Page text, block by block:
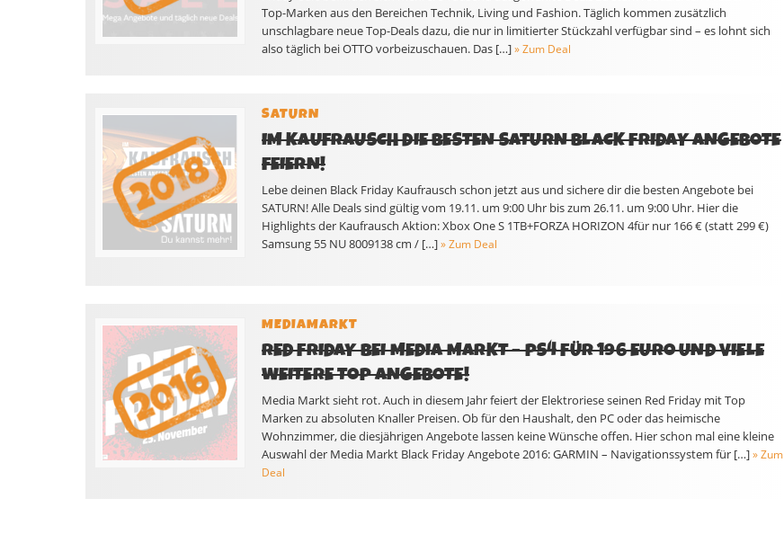
Top-Marken aus den Bereichen Technik, Living und Fashion. Täglich kommen zusätzlich
unschlagbare neue Top-Deals dazu, die nur in limitierter Stückzahl verfügbar sind – es lohnt sich
also täglich bei OTTO vorbeizuschauen. Das […] » Zum Deal
SATURN
IM KAUFRAUSCH DIE BESTEN SATURN BLACK FRIDAY ANGEBOTE
FEIERN!
Lebe deinen Black Friday Kaufrausch schon jetzt aus und sichere dir die besten Angebote bei
SATURN! Alle Deals sind gültig vom 19.11. um 9:00 Uhr bis zum 26.11. um 9:00 Uhr. Hier die
Highlights der Kaufrausch Aktion: Xbox One S 1TB+FORZA HORIZON 4für nur 166 € (statt 299 €)
Samsung 55 NU 8009138 cm / […] » Zum Deal
MEDIAMARKT
RED FRIDAY BEI MEDIA MARKT – PS4 FÜR 196 EURO UND VIELE
WEITERE TOP ANGEBOTE!
Media Markt sieht rot. Auch in diesem Jahr feiert der Elektroriese seinen Red Friday mit Top
Marken zu absoluten Knaller Preisen. Ob für den Haushalt, den PC oder das heimische
Wohnzimmer, die diesjährigen Angebote lassen keine Wünsche offen. Hier schon mal eine kleine
Auswahl der Media Markt Black Friday Angebote 2016: GARMIN – Navigationssystem für […] » Zum
Deal